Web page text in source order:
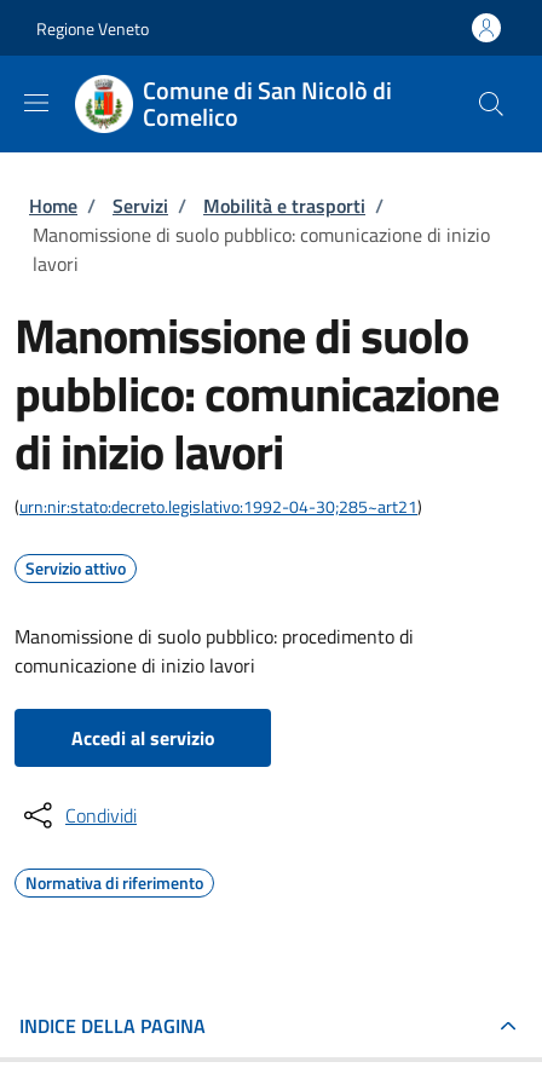
Regione Veneto
Comune di San Nicolò di
Comelico
Briciole di pane
Home / Servizi / Mobilità e trasporti /
Manomissione di suolo pubblico: comunicazione di inizio
lavori
Manomissione di suolo
pubblico: comunicazione
di inizio lavori
(urn:nir:stato:decreto.legislativo:1992-04-30;285~art21)
Servizio attivo
Manomissione di suolo pubblico: procedimento di
comunicazione di inizio lavori
Accedi al servizio
Condividi
Normativa di riferimento
INDICE DELLA PAGINA